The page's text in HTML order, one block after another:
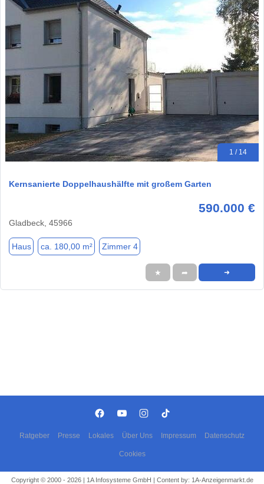
1 / 14
Kernsanierte Doppelhaushälfte mit großem Garten
590.000 €
Gladbeck, 45966
Haus ca. 180,00 m² Zimmer 4
★ ➦ ➜
Ratgeber Presse Lokales Über Uns Impressum Datenschutz
Cookies
Copyright © 2000 - 2026 | 1A Infosysteme GmbH | Content by: 1A-Anzeigenmarkt.de